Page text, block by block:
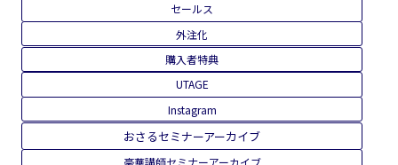
セールス
外注化
購入者特典
UTAGE
Instagram
おさるセミナーアーカイブ
豪華講師セミナーアーカイブ